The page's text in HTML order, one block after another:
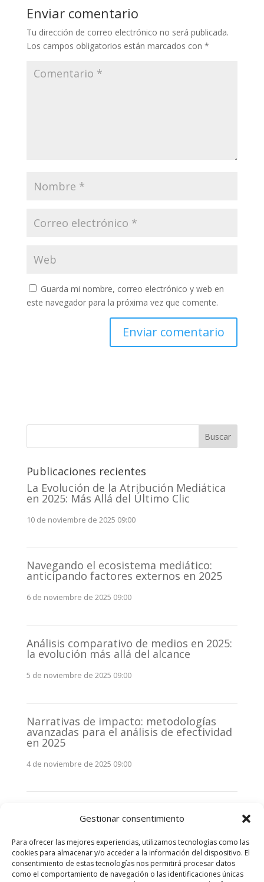
Gestionar consentimiento
Para ofrecer las mejores experiencias, utilizamos tecnologías como las
cookies para almacenar y/o acceder a la información del dispositivo. El
consentimiento de estas tecnologías nos permitirá procesar datos
como el comportamiento de navegación o las identificaciones únicas
Enviar comentario
Tu dirección de correo electrónico no será publicada.
Los campos obligatorios están marcados con *
Guarda mi nombre, correo electrónico y web en
este navegador para la próxima vez que comente.
i
v
e
Buscar
Publicaciones recientes
La Evolución de la Atribución Mediática
en 2025: Más Allá del Último Clic
10 de noviembre de 2025 09:00
Navegando el ecosistema mediático:
anticipando factores externos en 2025
6 de noviembre de 2025 09:00
Análisis comparativo de medios en 2025:
la evolución más allá del alcance
5 de noviembre de 2025 09:00
Narrativas de impacto: metodologías
avanzadas para el análisis de efectividad
en 2025
4 de noviembre de 2025 09:00
stakeholders en 2025: La clave de la
3 de noviembre de 2025 09:00